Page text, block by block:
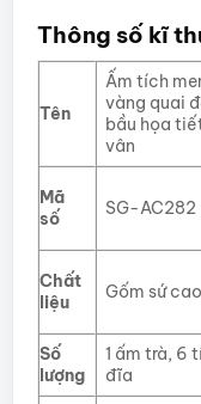
Thông số kĩ
Tên
Ấm tích
vàng quai
bầu họa
vân
Mã
số
SG-AC282
Chất
liệu
Gốm sứ
Số
lượng
1 ấm trà, 6
đĩa